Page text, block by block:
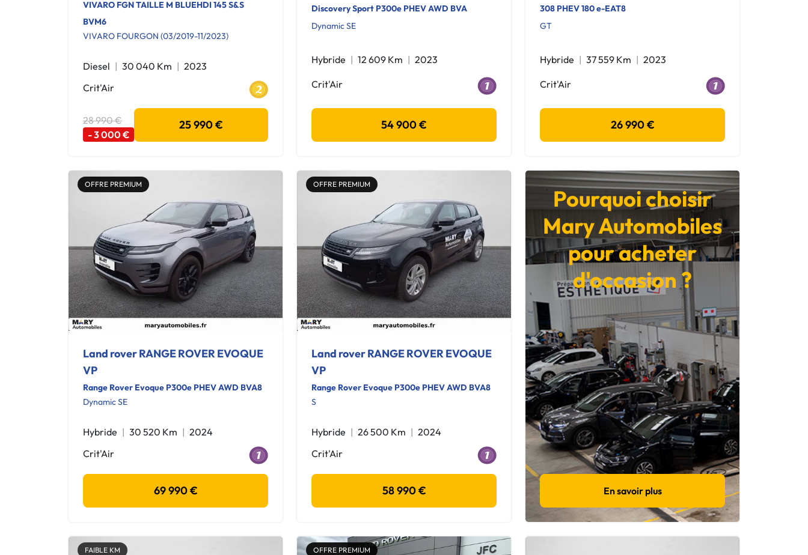
VIVARO FGN TAILLE M BLUEHDI 145 S&S
BVM6
VIVARO FOURGON (03/2019-11/2023)
Diesel 30 040 Km
2023
Crit'Air
28 990 €
- 3 000 €
25 990 €
Discovery Sport P300e PHEV AWD BVA
Dynamic SE
Hybride 12 609 Km 2023
Crit'Air
54 900 €
308 PHEV 180 e-EAT8
GT
Hybride 37 559 Km 2023
Crit'Air
26 990 €
OFFRE PREMIUM
Land rover RANGE ROVER EVOQUE
VP
Range Rover Evoque P300e PHEV AWD BVA8
Dynamic SE
Hybride 30 520 Km
2024
Crit'Air
69 990 €
OFFRE PREMIUM
Land rover RANGE ROVER EVOQUE
VP
Range Rover Evoque P300e PHEV AWD BVA8
S
Hybride 26 500 Km
2024
Crit'Air
58 990 €
Pourquoi choisir
Mary Automobiles
pour acheter
d'occasion ?
En savoir plus
FAIBLE KM OFFRE PREMIUM